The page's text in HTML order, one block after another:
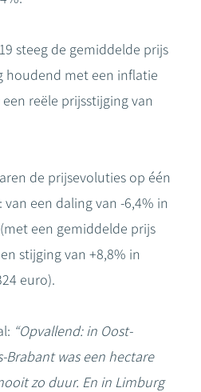
steeg de gemiddelde prijs
houdend met een inflatie
reële prijsstijging van
de prijsevoluties op één
een daling van -6,4% in
een gemiddelde prijs
stijging van +8,8% in
euro).
“Opvallend: in Oost-
Brabant was een hectare
zo duur. En in Limburg